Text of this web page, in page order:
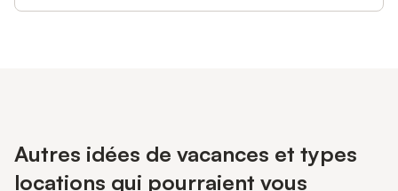
POUR 4 PERSONNES MAXIMUM. UN TRÈS BEAU JARDIN AVEC
Autres idées de vacances et types
locations qui pourraient vous